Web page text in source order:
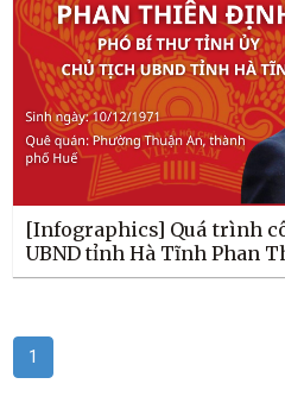
[Infographics] Quá trình
UBND tỉnh Hà Tĩnh Phan
1